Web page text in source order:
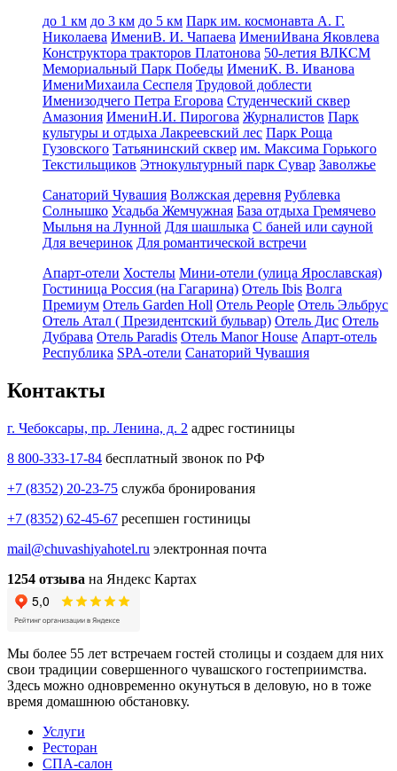
до 1 км до 3 км до 5 км Парк им. космонавта А. Г.
Николаева ИмениВ. И. Чапаева ИмениИвана Яковлева
Конструктора тракторов Платонова 50-летия ВЛКСМ
Мемориальный Парк Победы ИмениК. В. Иванова
ИмениМихаила Сеспеля Трудовой доблести
Именизодчего Петра Егорова Студенческий сквер
Амазония ИмениН.И. Пирогова Журналистов Парк
культуры и отдыха Лакреевский лес Парк Роща
Гузовского Татьянинский сквер им. Максима Горького
Текстильщиков Этнокультурный парк Сувар Заволжье
Санаторий Чувашия Волжская деревня Рублевка
Солнышко Усадьба Жемчужная База отдыха Гремячево
Мыльня на Лунной Для шашлыка С баней или сауной
Для вечеринок Для романтической встречи
Апарт-отели Хостелы Мини-отели (улица Ярославская)
Гостиница Россия (на Гагарина) Отель Ibis Волга
Премиум Отель Garden Holl Отель People Отель Эльбрус
Отель Атал ( Президентский бульвар) Отель Дис Отель
Дубрава Отель Paradis Отель Manor House Апарт-отель
Республика SPA-отели Санаторий Чувашия
Контакты
г. Чебоксары, пр. Ленина, д. 2 адрес гостиницы
8 800-333-17-84 бесплатный звонок по РФ
+7 (8352) 20-23-75 служба бронирования
+7 (8352) 62-45-67 ресепшен гостиницы
mail@chuvashiyahotel.ru электронная почта
1254 отзыва на Яндекс Картах
Мы более 55 лет встречаем гостей столицы и создаем для них
свои традиции совершенного чувашского гостеприимства.
Здесь можно одновременно окунуться в деловую, но в тоже
время домашнюю обстановку.
Услуги
Ресторан
СПА-салон